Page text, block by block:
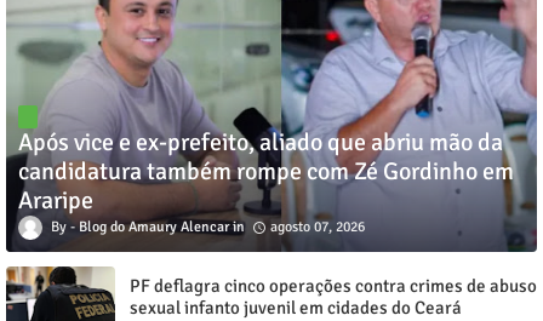
Após vice e ex-prefeito, aliado que abriu mão da
candidatura também rompe com Zé Gordinho em
Araripe
Blog do Amaury Alencar agosto 07, 2026
PF deflagra cinco operações contra crimes de abuso
sexual infanto juvenil em cidades do Ceará